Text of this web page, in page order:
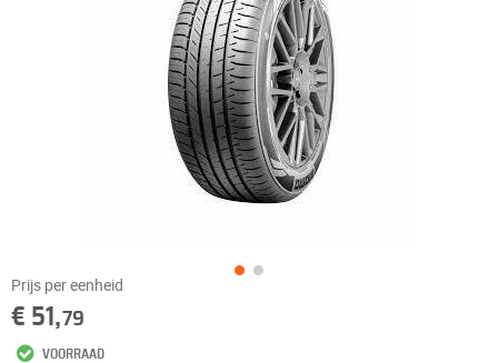
Prijs per eenheid
€ 51,79
VOORRAAD